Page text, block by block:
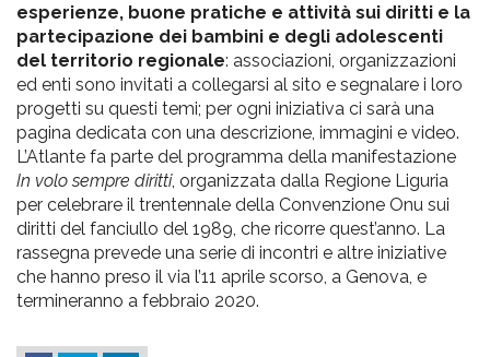
esperienze, buone pratiche e attività sui diritti e la
partecipazione dei bambini e degli adolescenti
del territorio regionale: associazioni, organizzazioni
ed enti sono invitati a collegarsi al sito e segnalare i loro
progetti su questi temi; per ogni iniziativa ci sarà una
pagina dedicata con una descrizione, immagini e video.
L’Atlante fa parte del programma della manifestazione
In volo sempre diritti, organizzata dalla Regione Liguria
per celebrare il trentennale della Convenzione Onu sui
diritti del fanciullo del 1989, che ricorre quest’anno. La
rassegna prevede una serie di incontri e altre iniziative
che hanno preso il via l’11 aprile scorso, a Genova, e
termineranno a febbraio 2020.